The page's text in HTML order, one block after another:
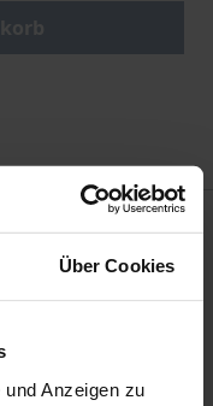
Über Cookies
Anzeigen zu